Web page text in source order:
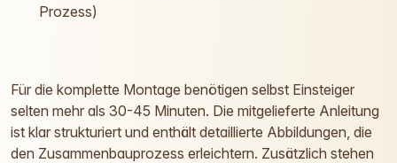
Prozess)
Für die komplette Montage benötigen selbst Einsteiger
selten mehr als 30-45 Minuten. Die mitgelieferte Anleitung
ist klar strukturiert und enthält detaillierte Abbildungen, die
den Zusammenbauprozess erleichtern. Zusätzlich stehen